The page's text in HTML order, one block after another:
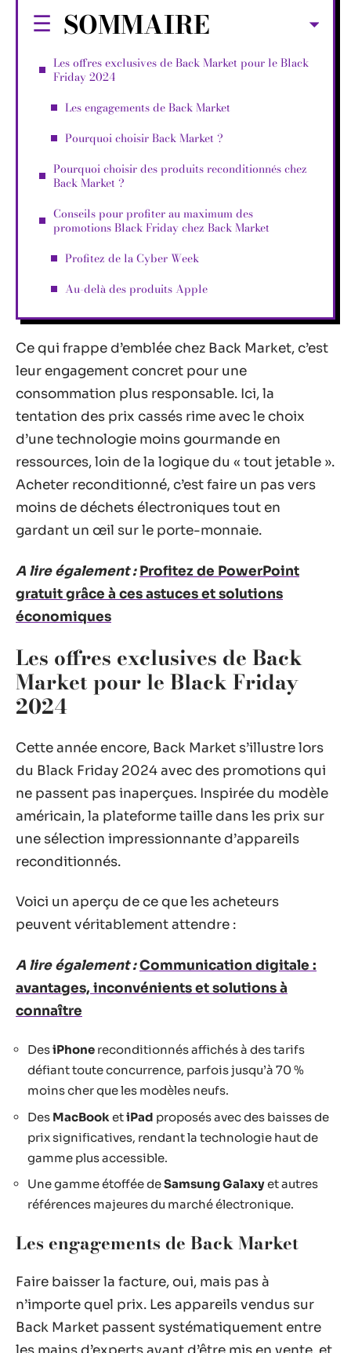
SOMMAIRE
Les offres exclusives de Back Market pour le Black
Friday 2024
Les engagements de Back Market
Pourquoi choisir Back Market ?
Pourquoi choisir des produits reconditionnés chez
Back Market ?
Conseils pour profiter au maximum des
promotions Black Friday chez Back Market
Profitez de la Cyber Week
Au-delà des produits Apple
Ce qui frappe d’emblée chez Back Market, c’est
leur engagement concret pour une
consommation plus responsable. Ici, la
tentation des prix cassés rime avec le choix
d’une technologie moins gourmande en
ressources, loin de la logique du « tout jetable ».
Acheter reconditionné, c’est faire un pas vers
moins de déchets électroniques tout en
gardant un œil sur le porte-monnaie.
A lire également : Profitez de PowerPoint
gratuit grâce à ces astuces et solutions
économiques
Les offres exclusives de Back
Market pour le Black Friday
2024
Cette année encore, Back Market s’illustre lors
du Black Friday 2024 avec des promotions qui
ne passent pas inaperçues. Inspirée du modèle
américain, la plateforme taille dans les prix sur
une sélection impressionnante d’appareils
reconditionnés.
Voici un aperçu de ce que les acheteurs
peuvent véritablement attendre :
A lire également :Communication digitale :
avantages, inconvénients et solutions à
connaître
DesiPhone reconditionnés affichés à des tarifs
défiant toute concurrence, parfois jusqu’à 70 %
moins cher que les modèles neufs.
Des MacBook etiPad proposés avec des baisses de
prix significatives, rendant la technologie haut de
gamme plus accessible.
Une gamme étoffée deSamsung Galaxyet autres
références majeures du marché électronique.
Les engagements de Back Market
Faire baisser la facture, oui, mais pas à
n’importe quel prix. Les appareils vendus sur
Back Market passent systématiquement entre